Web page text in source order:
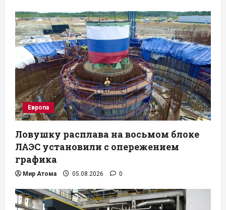
Европа
Ловушку расплава на восьмом блоке
ЛАЭС установили с опережением
графика
Мир Атома 05.08.2026 0